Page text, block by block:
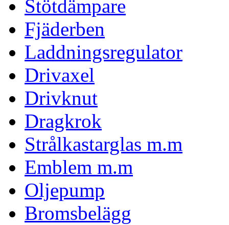
Stötdämpare
Fjäderben
Laddningsregulator
Drivaxel
Drivknut
Dragkrok
Strålkastarglas m.m
Emblem m.m
Oljepump
Bromsbelägg